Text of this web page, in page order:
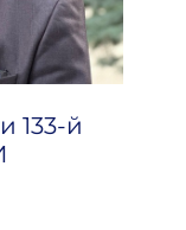
133-й